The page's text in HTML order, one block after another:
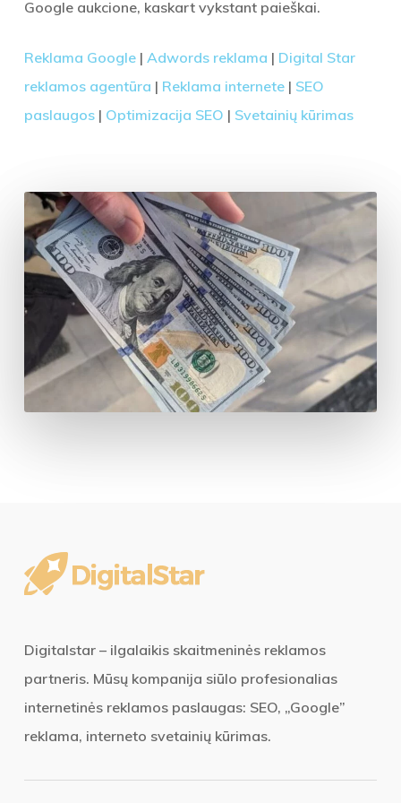
Google aukcione, kaskart vykstant paieškai.
Reklama Google| Adwords reklama | Digital Star
reklamos agentūra | Reklama internete| SEO
paslaugos| Optimizacija SEO | Svetainių kūrimas
Digitalstar – ilgalaikis skaitmeninės reklamos
partneris. Mūsų kompanija siūlo profesionalias
internetinės reklamos paslaugas: SEO, „Google”
reklama, interneto svetainių kūrimas.